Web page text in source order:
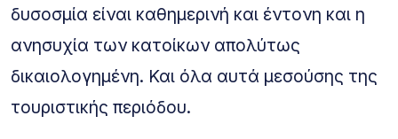
δυσοσμία είναι καθημερινή και έντονη και η
ανησυχία των κατοίκων απολύτως
δικαιολογημένη. Και όλα αυτά μεσούσης της
τουριστικής περιόδου.